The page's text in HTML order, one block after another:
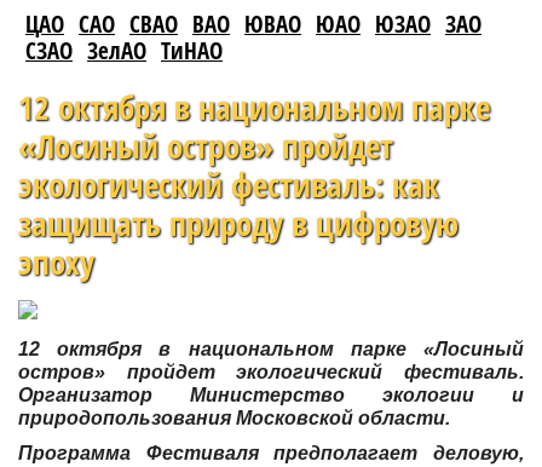
ЦАО САО СВАО ВАО ЮВАО ЮАО ЮЗАО ЗАО
СЗАО ЗелАО ТиНАО
12 октября в национальном парке
«Лосиный остров» пройдет
экологический фестиваль: как
защищать природу в цифровую
эпоху
12 октября в национальном парке «Лосиный
остров» пройдет экологический фестиваль.
Организатор Министерство экологии и
природопользования Московской области.
Программа Фестиваля предполагает деловую,